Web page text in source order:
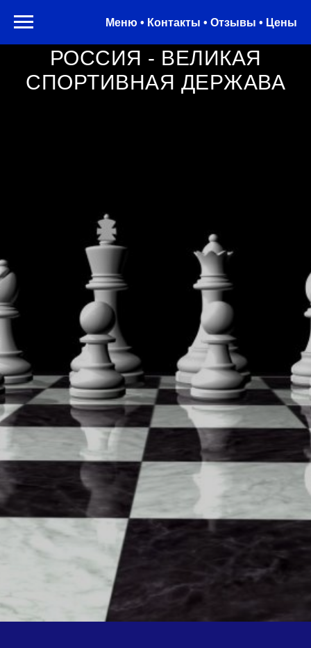
Меню • Контакты • Отзывы • Цены
РОССИЯ - ВЕЛИКАЯ
СПОРТИВНАЯ ДЕРЖАВА